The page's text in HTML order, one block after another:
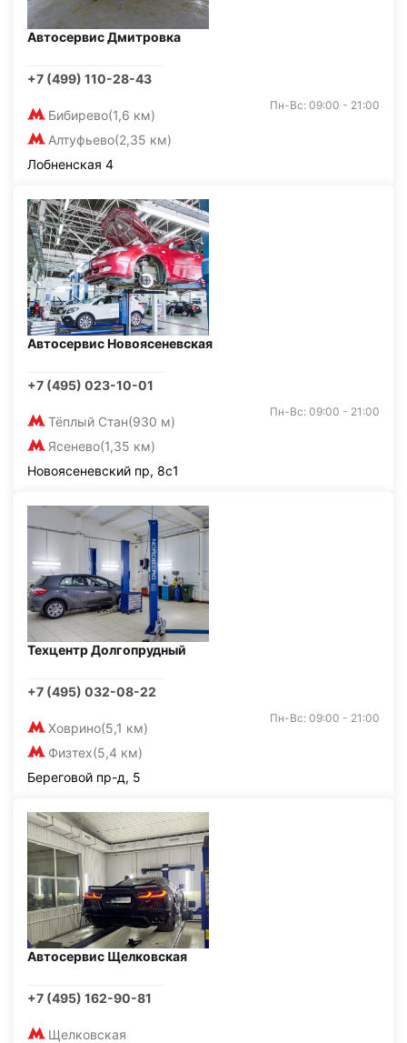
Автосервис Дмитровка
+7 (499) 110-28-43
Бибирево(1,6 км)
Алтуфьево(2,35 км)
Пн-Вс: 09:00 - 21:00
Лобненская 4
Автосервис Новоясеневская
+7 (495) 023-10-01
Тёплый Стан(930 м)
Ясенево(1,35 км)
Пн-Вс: 09:00 - 21:00
Новоясеневский пр, 8с1
Техцентр Долгопрудный
+7 (495) 032-08-22
Ховрино(5,1 км)
Физтех(5,4 км)
Пн-Вс: 09:00 - 21:00
Береговой пр-д, 5
Автосервис Щелковская
+7 (495) 162-90-81
Щелковская